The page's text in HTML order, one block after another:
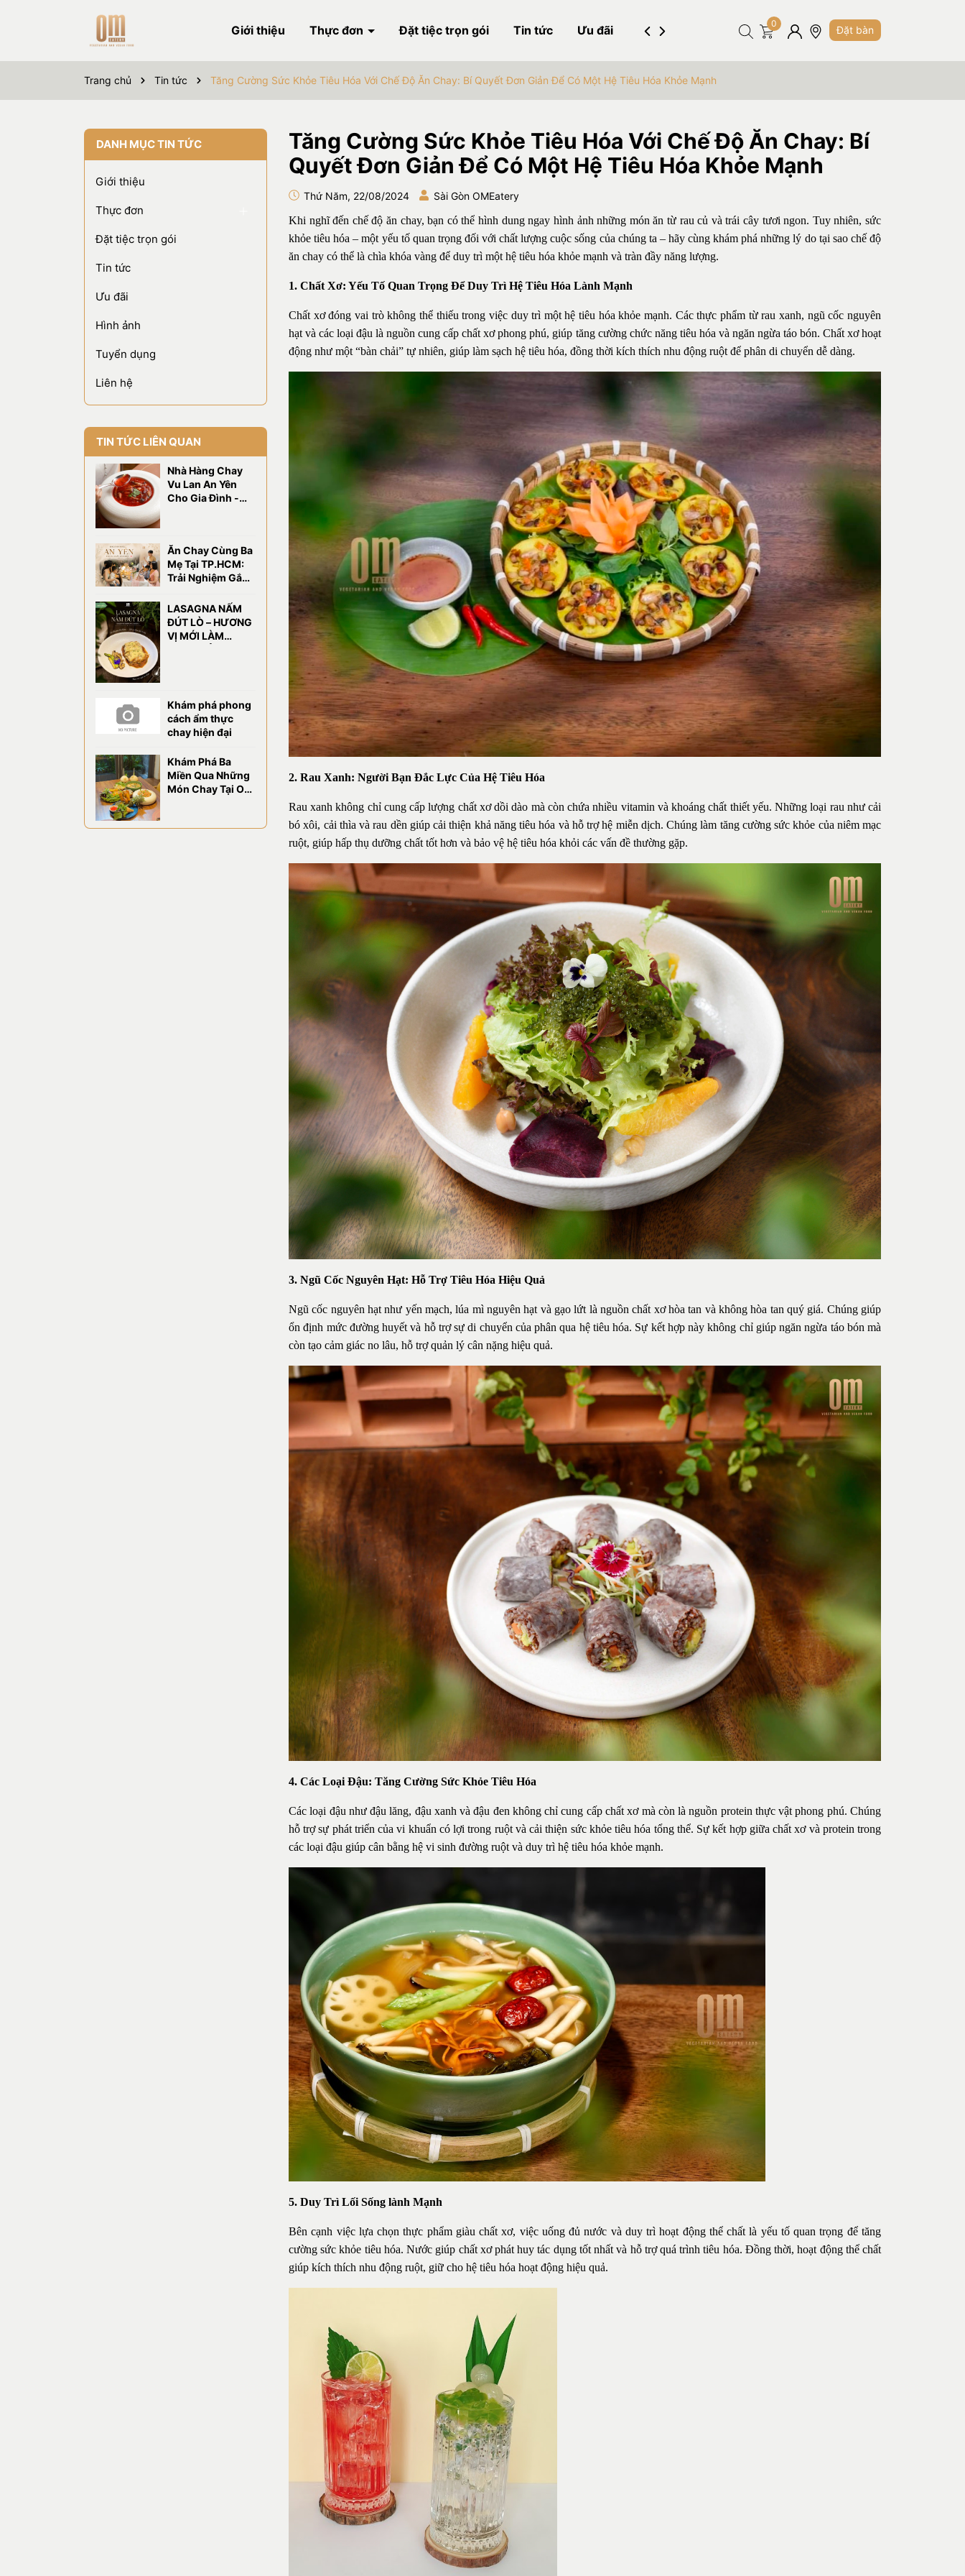
Giới thiệu Thực đơn Đặt tiệc trọn gói Tin tức Ưu đãi Hình ảnh Tuyển dụng Liên hệ
0
Đặt bàn
Trang chủ Tin tức Tăng Cường Sức Khỏe Tiêu Hóa Với Chế Độ Ăn Chay: Bí Quyết Đơn Giản Để Có Một Hệ Tiêu Hóa Khỏe Mạnh
Tăng Cường Sức Khỏe Tiêu Hóa Với Chế Độ Ăn Chay: Bí
Quyết Đơn Giản Để Có Một Hệ Tiêu Hóa Khỏe Mạnh
Thứ Năm, 22/08/2024
Sài Gòn OMEatery
Khi nghĩ đến chế độ ăn chay, bạn có thể hình dung ngay hình ảnh những món ăn từ rau củ và trái cây tươi ngon. Tuy nhiên, sức
khỏe tiêu hóa – một yếu tố quan trọng đối với chất lượng cuộc sống của chúng ta – hãy cùng khám phá những lý do tại sao chế độ
ăn chay có thể là chìa khóa vàng để duy trì một hệ tiêu hóa khỏe mạnh và tràn đầy năng lượng.
1. Chất Xơ: Yếu Tố Quan Trọng Để Duy Trì Hệ Tiêu Hóa Lành Mạnh
Chất xơ đóng vai trò không thể thiếu trong việc duy trì một hệ tiêu hóa khỏe mạnh. Các thực phẩm từ rau xanh, ngũ cốc nguyên
hạt và các loại đậu là nguồn cung cấp chất xơ phong phú, giúp tăng cường chức năng tiêu hóa và ngăn ngừa táo bón. Chất xơ hoạt
động như một “bàn chải” tự nhiên, giúp làm sạch hệ tiêu hóa, đồng thời kích thích nhu động ruột để phân di chuyển dễ dàng.
2. Rau Xanh: Người Bạn Đắc Lực Của Hệ Tiêu Hóa
Rau xanh không chỉ cung cấp lượng chất xơ dồi dào mà còn chứa nhiều vitamin và khoáng chất thiết yếu. Những loại rau như cải
bó xôi, cải thìa và rau dền giúp cải thiện khả năng tiêu hóa và hỗ trợ hệ miễn dịch. Chúng làm tăng cường sức khỏe của niêm mạc
ruột, giúp hấp thụ dưỡng chất tốt hơn và bảo vệ hệ tiêu hóa khỏi các vấn đề thường gặp.
3. Ngũ Cốc Nguyên Hạt: Hỗ Trợ Tiêu Hóa Hiệu Quả
Ngũ cốc nguyên hạt như yến mạch, lúa mì nguyên hạt và gạo lứt là nguồn chất xơ hòa tan và không hòa tan quý giá. Chúng giúp
ổn định mức đường huyết và hỗ trợ sự di chuyển của phân qua hệ tiêu hóa. Sự kết hợp này không chỉ giúp ngăn ngừa táo bón mà
còn tạo cảm giác no lâu, hỗ trợ quản lý cân nặng hiệu quả.
4. Các Loại Đậu: Tăng Cường Sức Khỏe Tiêu Hóa
Các loại đậu như đậu lăng, đậu xanh và đậu đen không chỉ cung cấp chất xơ mà còn là nguồn protein thực vật phong phú. Chúng
hỗ trợ sự phát triển của vi khuẩn có lợi trong ruột và cải thiện sức khỏe tiêu hóa tổng thể. Sự kết hợp giữa chất xơ và protein trong
các loại đậu giúp cân bằng hệ vi sinh đường ruột và duy trì hệ tiêu hóa khỏe mạnh.
5. Duy Trì Lối Sống lành Mạnh
Bên cạnh việc lựa chọn thực phẩm giàu chất xơ, việc uống đủ nước và duy trì hoạt động thể chất là yếu tố quan trọng để tăng
cường sức khỏe tiêu hóa. Nước giúp chất xơ phát huy tác dụng tốt nhất và hỗ trợ quá trình tiêu hóa. Đồng thời, hoạt động thể chất
giúp kích thích nhu động ruột, giữ cho hệ tiêu hóa hoạt động hiệu quả.
DANH MỤC TIN TỨC
Giới thiệu
Thực đơn
Đặt tiệc trọn gói
Tin tức
Ưu đãi
Hình ảnh
Tuyển dụng
Liên hệ
TIN TỨC LIÊN QUAN
Nhà Hàng Chay
Vu Lan An Yên
Cho Gia Đình -
Ăn Chay Cùng Ba
Mẹ Tại TP.HCM:
Trải Nghiệm Gắn
OM Eatery
LASAGNA NẤM
ĐÚT LÒ – HƯƠNG
VỊ MỚI LÀM
Khám phá phong
cách ẩm thực
chay hiện đại
Khám Phá Ba
Miền Qua Những
Món Chay Tại OM